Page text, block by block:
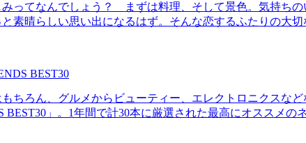
ってなんでしょう？ まずは料理、そして景色。気持ち
素晴らしい思い出になるはず。そんな恋するふたりの大
BEST30
ちろん、グルメからビューティー、エレクトロニクスな
BEST30」。1年間で計30本に厳選された最高にオススメの